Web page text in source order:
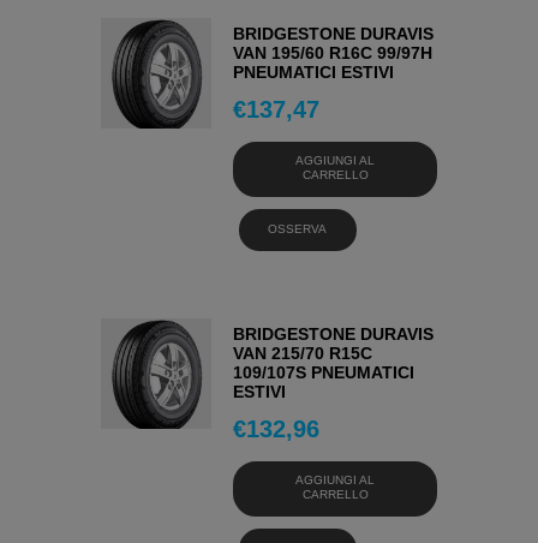
BRIDGESTONE DURAVIS
VAN 195/60 R16C 99/97H
PNEUMATICI ESTIVI
€137,47
AGGIUNGI AL
CARRELLO
OSSERVA
BRIDGESTONE DURAVIS
VAN 215/70 R15C
109/107S PNEUMATICI
ESTIVI
€132,96
AGGIUNGI AL
CARRELLO